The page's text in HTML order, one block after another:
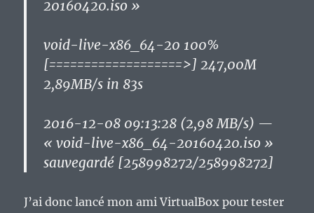
20160420.iso »
void-live-x86_64-20 100%
[===================>] 247,00M
2,89MB/s in 83s
2016-12-08 09:13:28 (2,98 MB/s) —
« void-live-x86_64-20160420.iso »
sauvegardé [258998272/258998272]
J’ai donc lancé mon ami VirtualBox pour tester